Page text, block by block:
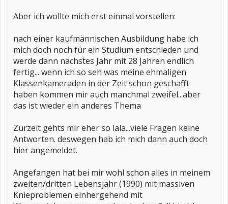
Aber ich wollte mich erst einmal vorstellen:
nach einer kaufmännischen Ausbildung habe ich
mich doch noch für ein Studium entschieden und
werde dann nächstes Jahr mit 28 Jahren endlich
fertig... wenn ich so seh was meine ehmaligen
Klassenkameraden in der Zeit schon geschafft
haben kommen mir auch manchmal zweifel...aber
das ist wieder ein anderes Thema
Zurzeit gehts mir eher so lala...viele Fragen keine
Antworten. deswegen hab ich mich dann auch doch
hier angemeldet.
Angefangen hat bei mir wohl schon alles in meinem
zweiten/dritten Lebensjahr (1990) mit massiven
Knieproblemen einhergehend mit